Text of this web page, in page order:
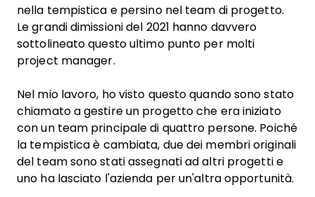
nella tempistica e persino nel team di progetto.
Le grandi dimissioni del 2021 hanno davvero
sottolineato questo ultimo punto per molti
project manager.
Nel mio lavoro, ho visto questo quando sono stato
chiamato a gestire un progetto che era iniziato
con un team principale di quattro persone. Poiché
la tempistica è cambiata, due dei membri originali
del team sono stati assegnati ad altri progetti e
uno ha lasciato l'azienda per un'altra opportunità.